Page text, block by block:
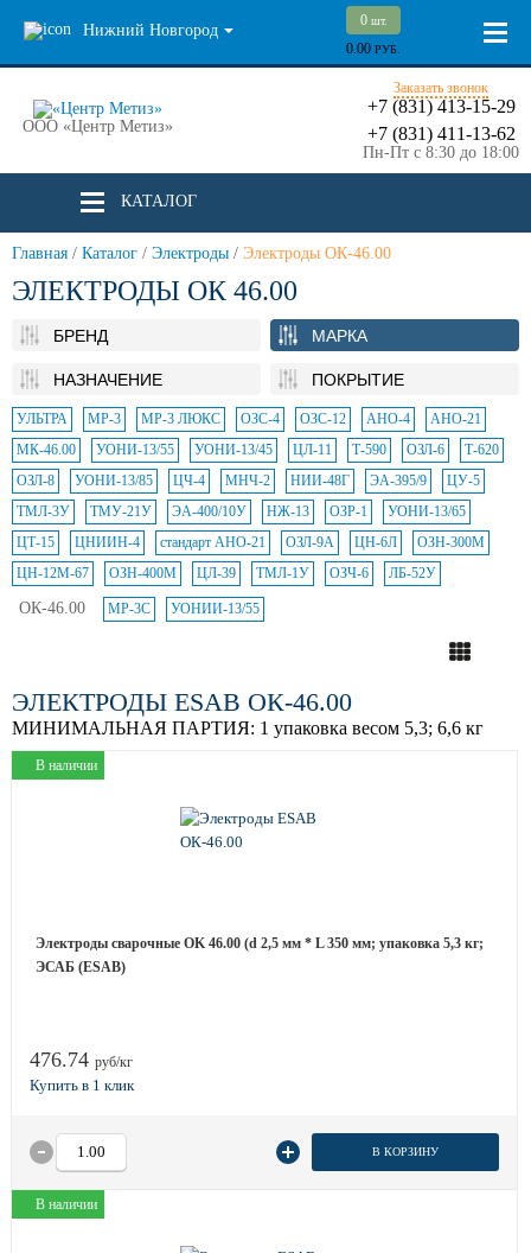
Нижний Новгород
0 шт.
0.00 РУБ.
ООО «Центр Метиз»
Заказать звонок
+7 (831) 413-15-29
+7 (831) 411-13-62
Пн-Пт с 8:30 до 18:00
КАТАЛОГ
Главная / Каталог / Электроды / Электроды ОК-46.00
ЭЛЕКТРОДЫ ОК 46.00
БРЕНД МАРКА
НАЗНАЧЕНИЕ ПОКРЫТИЕ
УЛЬТРА МР-3 МР-3 ЛЮКС ОЗС-4 ОЗС-12 АНО-4
АНО-21
МК-46.00
УОНИ-13/55 УОНИ-13/45 ЦЛ-11 Т-590 ОЗЛ-6
Т-620
ОЗЛ-8
УОНИ-13/85 ЦЧ-4 МНЧ-2 НИИ-48Г ЭА-395/9
ЦУ-5
ТМЛ-3У
ТМУ-21У ЭА-400/10У НЖ-13 ОЗР-1
УОНИ-13/65
ЦТ-15
ЦНИИН-4 стандарт АНО-21 ОЗЛ-9А ЦН-6Л
ОЗН-300М
ЦН-12М-67
ОЗН-400М ЦЛ-39 ТМЛ-1У ОЗЧ-6 ЛБ-52У
ОК-46.00 МР-3С УОНИИ-13/55
ЭЛЕКТРОДЫ ESAB ОК-46.00
МИНИМАЛЬНАЯ ПАРТИЯ: 1 упаковка весом 5,3; 6,6 кг
В наличии
Электроды сварочные OK 46.00 (d 2,5 мм * L 350 мм; упаковка 5,3 кг;
ЭСАБ (ESAB)
476.74 руб/кг
В КОРЗИНУ
В наличии